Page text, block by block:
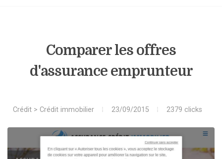
Comparer les offres
d'assurance emprunteur
Crédit> Crédit immobilier 23/09/2015 2379 clicks